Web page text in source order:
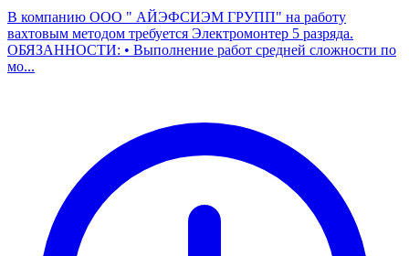
В компанию ООО " АЙЭФСИЭМ ГРУПП" на работу
вахтовым методом требуется Электромонтер 5 разряда.
ОБЯЗАННОСТИ: • Выполнение работ средней сложности по
мо...